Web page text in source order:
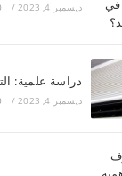
ديسمبر 4, 2023 /
دراسة علمية:
ديسمبر 4, 2023 /